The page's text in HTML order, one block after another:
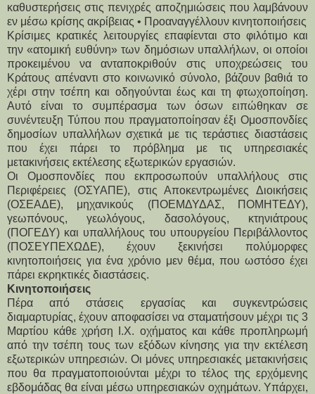
καθυστερήσεις στις πενιχρές αποζημιώσεις που λαμβάνουν
εν μέσω κρίσης ακρίβειας • Προαναγγέλλουν κινητοποιήσεις
Κρίσιμες κρατικές λειτουργίες επαφίενται στο φιλότιμο και
την «ατομική ευθύνη» των δημόσιων υπαλλήλων, οι οποίοι
προκειμένου να ανταποκριθούν στις υποχρεώσεις του
Κράτους απέναντι στο κοινωνικό σύνολο, βάζουν βαθιά το
χέρι στην τσέπη και οδηγούνται έως και τη φτωχοποίηση.
Αυτό είναι το συμπέρασμα των όσων ειπώθηκαν σε
συνέντευξη Τύπου που πραγματοποίησαν έξι Ομοσπονδίες
δημοσίων υπαλλήλων σχετικά με τις τεράστιες διαστάσεις
που έχει πάρει το πρόβλημα με τις υπηρεσιακές
μετακινήσεις εκτέλεσης εξωτερικών εργασιών.
Οι Ομοσπονδίες που εκπροσωπούν υπαλλήλους στις
Περιφέρειες (ΟΣΥΑΠΕ), στις Αποκεντρωμένες Διοικήσεις
(ΟΣΕΑΔΕ), μηχανικούς (ΠΟΕΜΔΥΔΑΣ, ΠΟΜΗΤΕΔΥ),
γεωπόνους, γεωλόγους, δασολόγους, κτηνιάτρους
(ΠΟΓΕΔΥ) και υπαλλήλους του υπουργείου Περιβάλλοντος
(ΠΟΣΕΥΠΕΧΩΔΕ), έχουν ξεκινήσει πολύμορφες
κινητοποιήσεις για ένα χρόνιο μεν θέμα, που ωστόσο έχει
πάρει εκρηκτικές διαστάσεις.
Κινητοποιήσεις
Πέρα από στάσεις εργασίας και συγκεντρώσεις
διαμαρτυρίας, έχουν αποφασίσει να σταματήσουν μέχρι τις 3
Μαρτίου κάθε χρήση Ι.Χ. οχήματος και κάθε προπληρωμή
από την τσέπη τους των εξόδων κίνησης για την εκτέλεση
εξωτερικών υπηρεσιών. Οι μόνες υπηρεσιακές μετακινήσεις
που θα πραγματοποιούνται μέχρι το τέλος της ερχόμενης
εβδομάδας θα είναι μέσω υπηρεσιακών οχημάτων. Υπάρχει,